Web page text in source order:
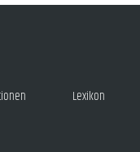
Lexikon